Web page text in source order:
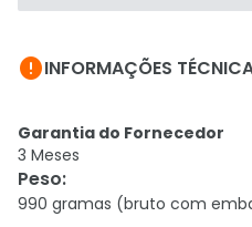
INFORMAÇÕES
Garantia do Fornecedor
3 Meses
Peso:
990 gramas (bruto com